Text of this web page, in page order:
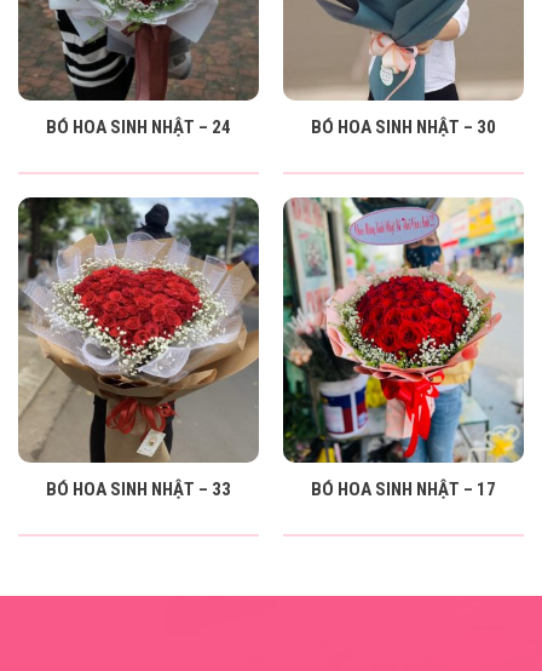
BÓ HOA SINH NHẬT – 24 BÓ HOA SINH NHẬT – 30
BÓ HOA SINH NHẬT – 33 BÓ HOA SINH NHẬT – 17